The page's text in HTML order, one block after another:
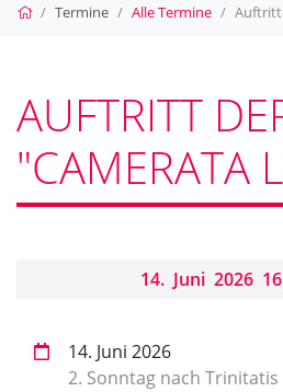
Startseite
Termine Alle Termine Auftritt
AUFTRITT
"CAMERATA
14. Juni 2026
14. Juni 2026
2. Sonntag nach Trinitatis